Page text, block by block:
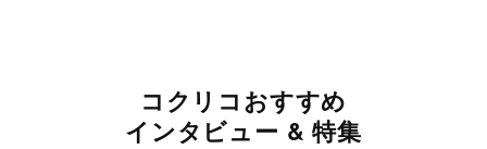
コクリコおすすめ
インタビュー & 特集